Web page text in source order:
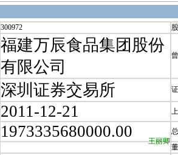
300972
福建万辰食品集团股份
有限公司
深圳证券交易所
2011-12-21
1973335680000.00
王丽卿